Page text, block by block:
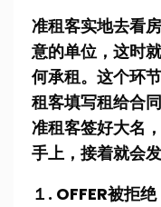
准租客实地去看
意的单位，这时
何承租。这个环
租客填写租给合
准租客签好大名
手上，接着就会
１. OFFER被拒